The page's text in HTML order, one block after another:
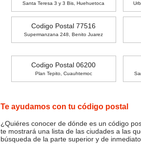
Santa Teresa 3 y 3 Bis, Huehuetoca
Codigo Postal 77516
Supermanzana 248, Benito Juarez
Codigo Postal 06200
Plan Tepito, Cuauhtemoc
Te ayudamos con tu código postal
¿Quiéres conocer de dónde es un código
te mostrará una lista de las ciudades a las
búsqueda de la parte superior y de